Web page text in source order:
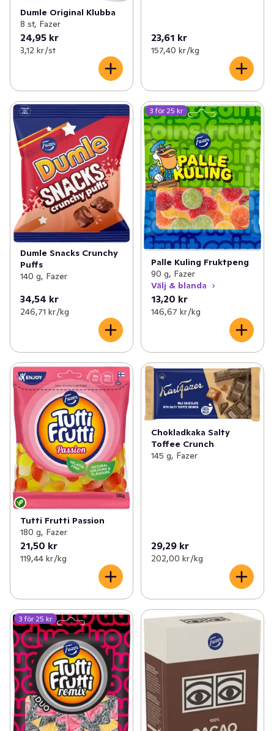
Dumle Original Klubba
8 st, Fazer
24,95 kr
3,12 kr /st
23,61 kr
157,40 kr /kg
Dumle Snacks Crunchy
Puffs
140 g, Fazer
34,54 kr
246,71 kr /kg
3 för 25 kr
Palle Kuling Fruktpeng
90 g, Fazer
Välj & blanda
13,20 kr
146,67 kr /kg
Tutti Frutti Passion
180 g, Fazer
21,50 kr
119,44 kr /kg
Chokladkaka Salty
Toffee Crunch
145 g, Fazer
29,29 kr
202,00 kr /kg
3 för 25 kr